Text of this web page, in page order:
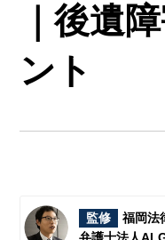
｜後遺
ント
監修
福岡法